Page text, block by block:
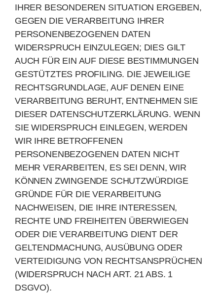
IHRER BESONDEREN SITUATION ERGEBEN,
GEGEN DIE VERARBEITUNG IHRER
PERSONENBEZOGENEN DATEN
WIDERSPRUCH EINZULEGEN; DIES GILT
AUCH FÜR EIN AUF DIESE BESTIMMUNGEN
GESTÜTZTES PROFILING. DIE JEWEILIGE
RECHTSGRUNDLAGE, AUF DENEN EINE
VERARBEITUNG BERUHT, ENTNEHMEN SIE
DIESER DATENSCHUTZERKLÄRUNG. WENN
SIE WIDERSPRUCH EINLEGEN, WERDEN
WIR IHRE BETROFFENEN
PERSONENBEZOGENEN DATEN NICHT
MEHR VERARBEITEN, ES SEI DENN, WIR
KÖNNEN ZWINGENDE SCHUTZWÜRDIGE
GRÜNDE FÜR DIE VERARBEITUNG
NACHWEISEN, DIE IHRE INTERESSEN,
RECHTE UND FREIHEITEN ÜBERWIEGEN
ODER DIE VERARBEITUNG DIENT DER
GELTENDMACHUNG, AUSÜBUNG ODER
VERTEIDIGUNG VON RECHTSANSPRÜCHEN
(WIDERSPRUCH NACH ART. 21 ABS. 1
DSGVO).